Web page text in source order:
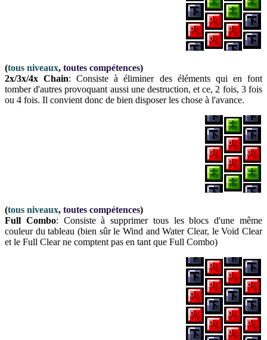
(tous niveaux, toutes compétences)
2x/3x/4x Chain: Consiste à éliminer des éléments qui en font
tomber d'autres provoquant aussi une destruction, et ce, 2 fois, 3 fois
ou 4 fois. Il convient donc de bien disposer les chose à l'avance.
(tous niveaux, toutes compétences)
Full Combo: Consiste à supprimer tous les blocs d'une même
couleur du tableau (bien sûr le Wind and Water Clear, le Void Clear
et le Full Clear ne comptent pas en tant que Full Combo)